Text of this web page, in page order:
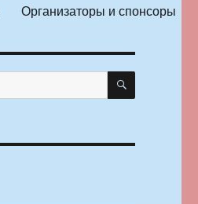
Организаторы и спонсоры
ПОИСК